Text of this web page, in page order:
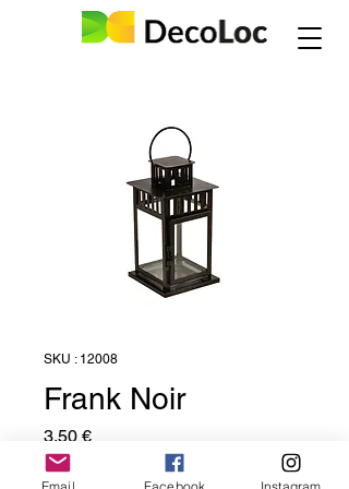
SKU : 12008
Frank Noir
3,50 €Prix
Email Facebook Instagram